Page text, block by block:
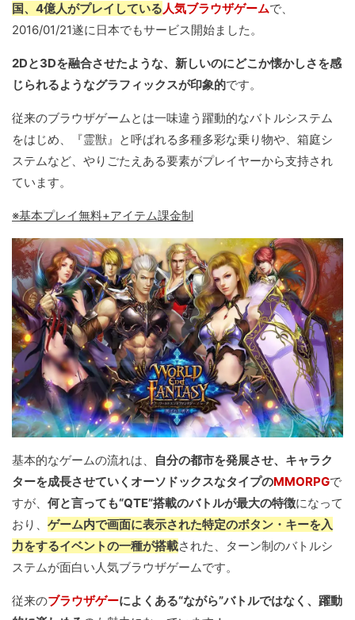
国、4億人がプレイしている人気ブラウザゲームで、
2016/01/21遂に日本でもサービス開始ました。
2Dと3Dを融合させたような、新しいのにどこか懐かしさを感
じられるようなグラフィックスが印象的です。
従来のブラウザゲームとは一味違う躍動的なバトルシステム
をはじめ、『霊獣』と呼ばれる多種多彩な乗り物や、箱庭シ
ステムなど、やりごたえある要素がプレイヤーから支持され
ています。
※基本プレイ無料+アイテム課金制
基本的なゲームの流れは、
自分の都市を発展させ、キャラク
ターを成長させていくオーソドックスなタイプのMMORPGで
すが、 何と言っても“QTE”搭載のバトルが最大の特徴になって
おり、 ゲーム内で画面に表示された特定のボタン・キーを入
力をするイベントの一種が搭載された、ターン制のバトルシ
ステムが面白い人気ブラウザゲームです。
従来のブラウザゲーによくある“ながら”バトルではなく、躍動